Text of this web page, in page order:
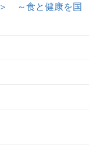
～食と健康を国